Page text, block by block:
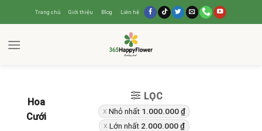
Trang chủ Giới thiệu Blog Liên hệ
Hoa
Cưới
LỌC
Nhỏ nhất 1.000.000₫
Lớn nhất 2.000.000₫